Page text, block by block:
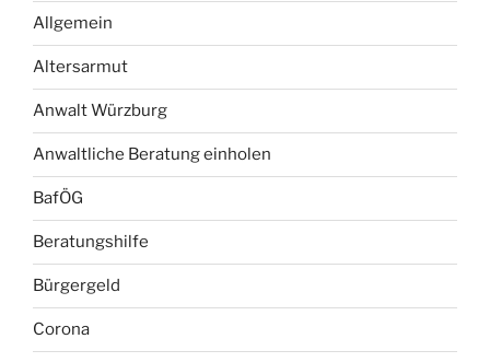
Allgemein
Altersarmut
Anwalt Würzburg
Anwaltliche Beratung einholen
BafÖG
Beratungshilfe
Bürgergeld
Corona